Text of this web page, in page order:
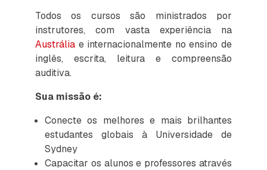
Todos os cursos são ministrados por
instrutores, com vasta experiência na
Austrália e internacionalmente no ensino de
inglês, escrita, leitura e compreensão
auditiva.
Sua missão é:
Conecte os melhores e mais brilhantes
estudantes globais à Universidade de
Sydney
Capacitar os alunos e professores através